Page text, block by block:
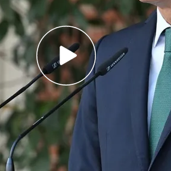
un joven español de 25
, ha dado un paso más por la
con Sumar, el jefe del
para que su país esté en el